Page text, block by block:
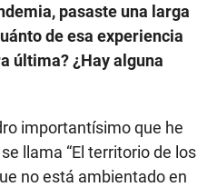
pasaste una larga
de esa experiencia
última? ¿Hay alguna
importantísimo que he
llama “El territorio de los
no está ambientado en